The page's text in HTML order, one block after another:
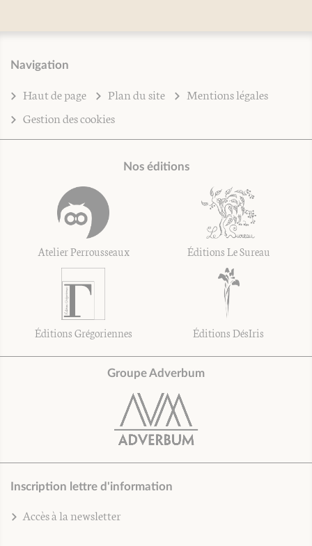
Navigation
Haut de page Plan du site
Mentions légales
Gestion des cookies
Nos éditions
Atelier Perrousseaux Éditions Le Sureau
Éditions Grégoriennes Éditions DésIris
Groupe Adverbum
Inscription lettre d'information
Accès à la newsletter